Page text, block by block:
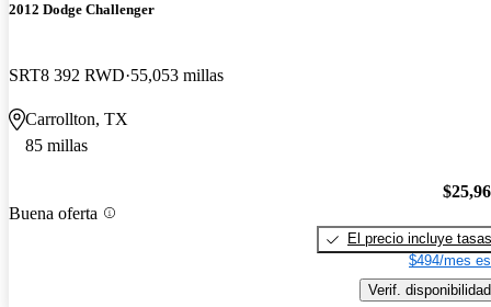
2012 Dodge Challenger
SRT8 392 RWD 55,053 millas
Carrollton, TX
85 millas
Buena oferta
El precio incluye tasas
$494/mes
Verif. disponibilidad